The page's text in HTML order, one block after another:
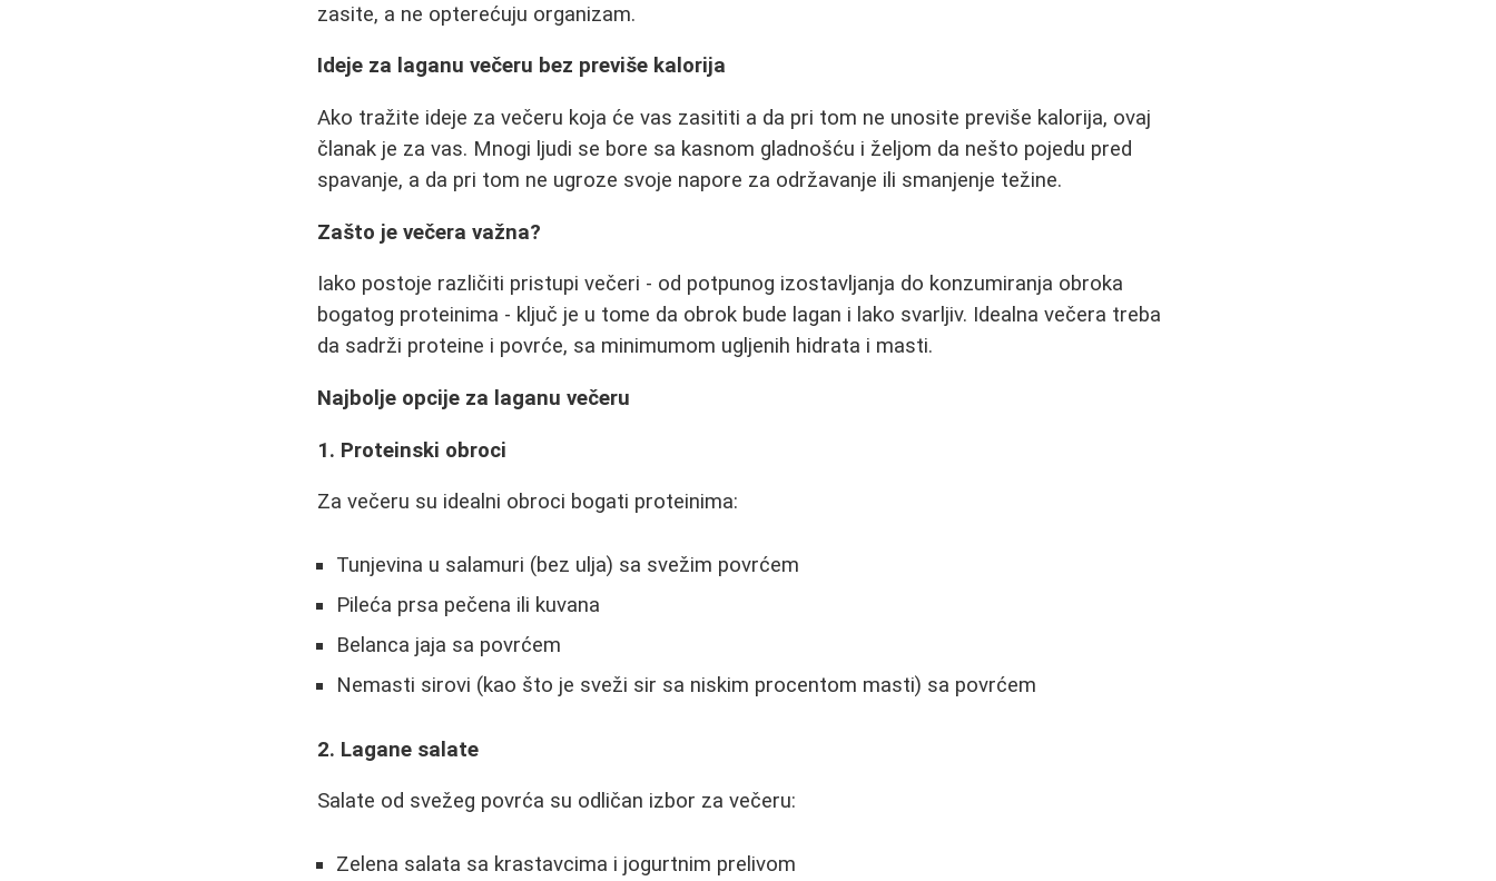
zasite, a ne opterećuju organizam.
Ideje za laganu večeru bez previše kalorija
Ako tražite ideje za večeru koja će vas zasititi a da pri tom ne unosite previše kalorija, ovaj
članak je za vas. Mnogi ljudi se bore sa kasnom gladnošću i željom da nešto pojedu pred
spavanje, a da pri tom ne ugroze svoje napore za održavanje ili smanjenje težine.
Zašto je večera važna?
Iako postoje različiti pristupi večeri - od potpunog izostavljanja do konzumiranja obroka
bogatog proteinima - ključ je u tome da obrok bude lagan i lako svarljiv. Idealna večera treba
da sadrži proteine i povrće, sa minimumom ugljenih hidrata i masti.
Najbolje opcije za laganu večeru
1. Proteinski obroci
Za večeru su idealni obroci bogati proteinima:
Tunjevina u salamuri (bez ulja) sa svežim povrćem
Pileća prsa pečena ili kuvana
Belanca jaja sa povrćem
Nemasti sirovi (kao što je sveži sir sa niskim procentom masti) sa povrćem
2. Lagane salate
Salate od svežeg povrća su odličan izbor za večeru:
Zelena salata sa krastavcima i jogurtnim prelivom